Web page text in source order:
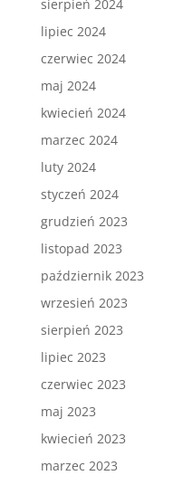
sierpień 2024
lipiec 2024
czerwiec 2024
maj 2024
kwiecień 2024
marzec 2024
luty 2024
styczeń 2024
grudzień 2023
listopad 2023
październik 2023
wrzesień 2023
sierpień 2023
lipiec 2023
czerwiec 2023
maj 2023
kwiecień 2023
marzec 2023